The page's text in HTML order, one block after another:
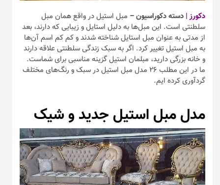
دکورز | دسته دکوراسیون – مبل استیل در واقع همان مبل
سلطنتی است. این مبل‌ها به دلیل استایل و زیبایی که دارند، بعد
از مدتی به عنوان مبل استایل شناخته شدند و کم کم اسم آن‌ها
به مبل استیل تغییر کرد. اگر به سبک زندگی سلطنتی علاقه دارند
و خانه بزرگی دارید، مبلمان استیل گزینه مناسبی برای شماست.
ما در این مطلب ۲۶ مدل مبل استیل در سبک و رنگ‌های مختلف
گردآوری کرده ایم.
مدل مبل استیل جدید و شیک